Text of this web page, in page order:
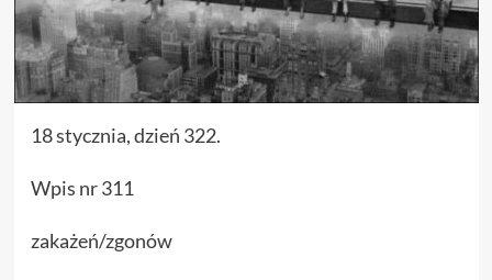
18 stycznia, dzień 322.
Wpis nr 311
zakażeń/zgonów